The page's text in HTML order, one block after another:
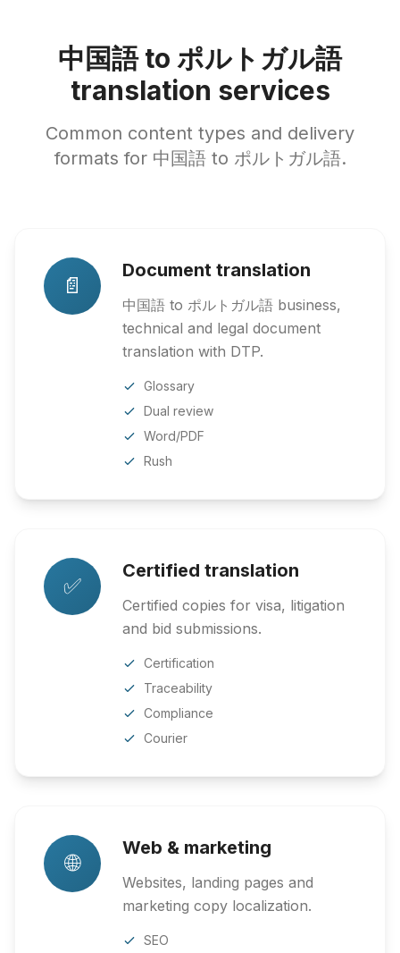
中国語 to ポルトガル語
translation services
Common content types and delivery
formats for 中国語 to ポルトガル語.
📄
Document translation
中国語 to ポルトガル語 business,
technical and legal document
translation with DTP.
Glossary
Dual review
Word/PDF
Rush
✅
Certified translation
Certified copies for visa, litigation
and bid submissions.
Certification
Traceability
Compliance
Courier
🌐
Web & marketing
Websites, landing pages and
marketing copy localization.
SEO